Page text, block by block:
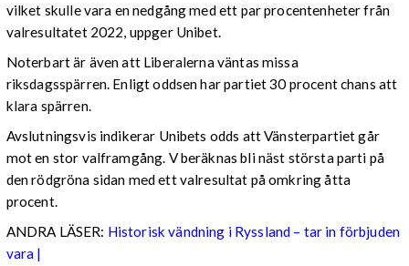
vilket skulle vara en nedgång med ett par procentenheter från
valresultatet 2022, uppger Unibet.
Noterbart är även att Liberalerna väntas missa
riksdagsspärren. Enligt oddsen har partiet 30 procent chans att
klara spärren.
Avslutningsvis indikerar Unibets odds att Vänsterpartiet går
mot en stor valframgång. V beräknas bli näst största parti på
den rödgröna sidan med ett valresultat på omkring åtta
procent.
ANDRA LÄSER: Historisk vändning i Ryssland – tar in förbjuden
vara |